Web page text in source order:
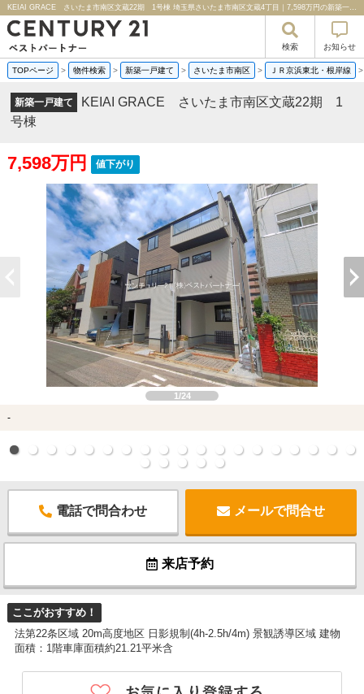
KEIAI GRACE さいたま市南区文蔵22期 1号棟 埼玉県さいたま市南区文蔵4丁目｜7,598万円の新築一戸建て｜分譲住宅や新築物件｜センチュリー２１ベストパートナー
検索 お知らせ
TOPページ > 物件検索 > 新築一戸建て > さいたま市南区 > ＪＲ京浜東北・根岸線
新築一戸建て
KEIAI GRACE さいたま市南区文蔵22期 1
号棟
7,598万円 値下がり
1/24
-
電話で問合わせ メールで問合せ
来店予約
ここがおすすめ！
法第22条区域 20m高度地区 日影規制(4h-2.5h/4m) 景観誘導区域 建物
面積：1階車庫面積約21.21平米含